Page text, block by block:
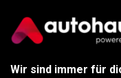
Wir sind immer für